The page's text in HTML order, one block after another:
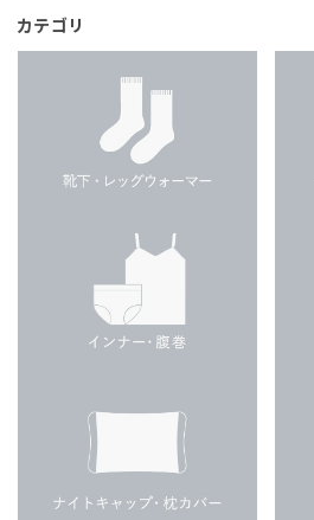
カテゴリ